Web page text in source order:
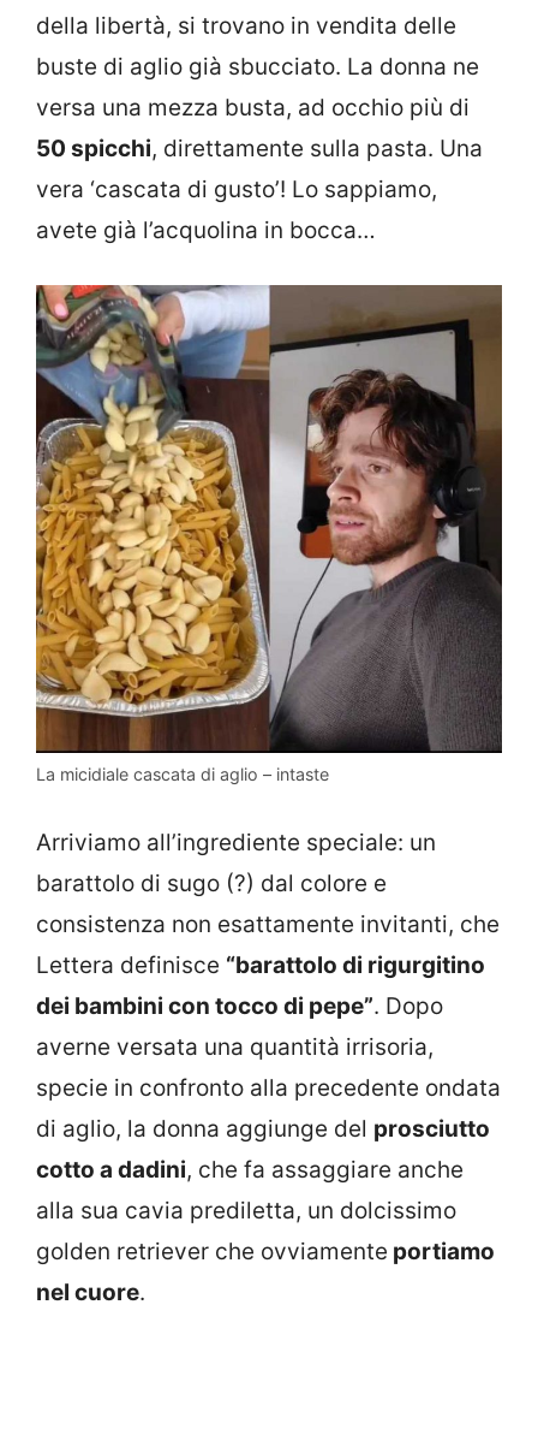
della libertà, si trovano in vendita delle
buste di aglio già sbucciato. La donna ne
versa una mezza busta, ad occhio più di
50 spicchi, direttamente sulla pasta. Una
vera ‘cascata di gusto’! Lo sappiamo,
avete già l’acquolina in bocca…
La micidiale cascata di aglio – intaste
Arriviamo all’ingrediente speciale: un
barattolo di sugo (?) dal colore e
consistenza non esattamente invitanti, che
Lettera definisce “barattolo di rigurgitino
dei bambini con tocco di pepe”. Dopo
averne versata una quantità irrisoria,
specie in confronto alla precedente ondata
di aglio, la donna aggiunge del prosciutto
cotto a dadini, che fa assaggiare anche
alla sua cavia prediletta, un dolcissimo
golden retriever che ovviamente portiamo
nel cuore.